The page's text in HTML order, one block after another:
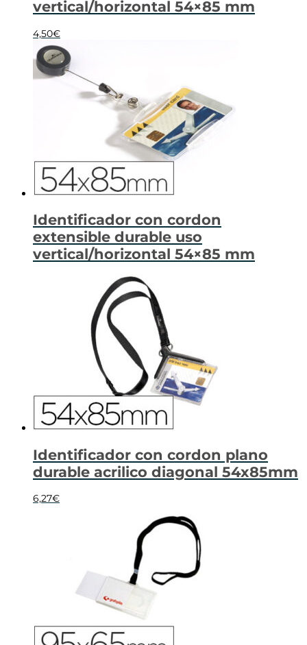
vertical/horizontal 54×85 mm
4,50€
Identificador con cordon
extensible durable uso
vertical/horizontal 54×85 mm
Identificador con cordon plano
durable acrilico diagonal 54x85mm
6,27€